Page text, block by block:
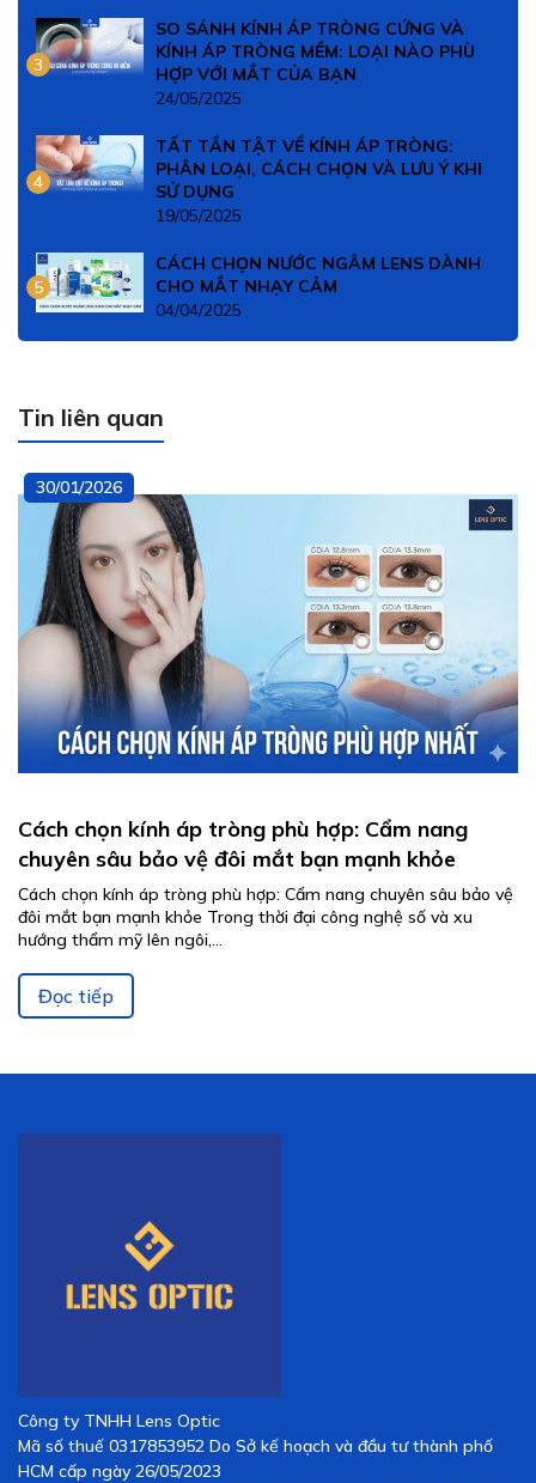
3
SO SÁNH KÍNH ÁP TRÒNG CỨNG VÀ
KÍNH ÁP TRÒNG MỀM: LOẠI NÀO PHÙ
HỢP VỚI MẮT CỦA BẠN
24/05/2025
4
TẤT TẦN TẬT VỀ KÍNH ÁP TRÒNG:
PHÂN LOẠI, CÁCH CHỌN VÀ LƯU Ý KHI
SỬ DỤNG
19/05/2025
5
CÁCH CHỌN NƯỚC NGÂM LENS DÀNH
CHO MẮT NHẠY CẢM
04/04/2025
Tin liên quan
30/01/2026
Cách chọn kính áp tròng phù hợp: Cẩm nang
chuyên sâu bảo vệ đôi mắt bạn mạnh khỏe
Cách chọn kính áp tròng phù hợp: Cẩm nang chuyên sâu bảo vệ
đôi mắt bạn mạnh khỏe Trong thời đại công nghệ số và xu
hướng thẩm mỹ lên ngôi,...
Đọc tiếp
Công ty TNHH Lens Optic
Mã số thuế 0317853952 Do Sở kế hoạch và đầu tư thành phố
HCM cấp ngày 26/05/2023